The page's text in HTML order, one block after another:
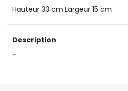
Hauteur 33 cm Largeur 15 cm
Description
-